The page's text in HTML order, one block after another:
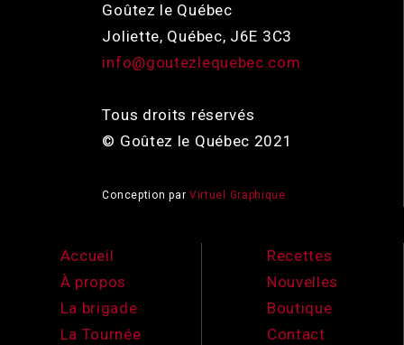
Goûtez le Québec
Joliette, Québec, J6E 3C3
info@goutezlequebec.com
Tous droits réservés
© Goûtez le Québec 2021
Conception par Virtuel Graphique
Accueil
À propos
La brigade
La Tournée
Recettes
Nouvelles
Boutique
Contact